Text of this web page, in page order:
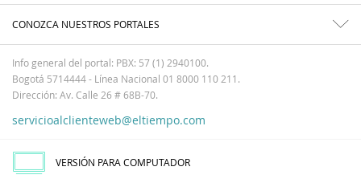
CONOZCA NUESTROS PORTALES
Info general del portal: PBX: 57 (1) 2940100.
Bogotá 5714444 - Línea Nacional 01 8000 110 211.
Dirección: Av. Calle 26 # 68B-70.
servicioalclienteweb@eltiempo.com
VERSIÓN PARA COMPUTADOR